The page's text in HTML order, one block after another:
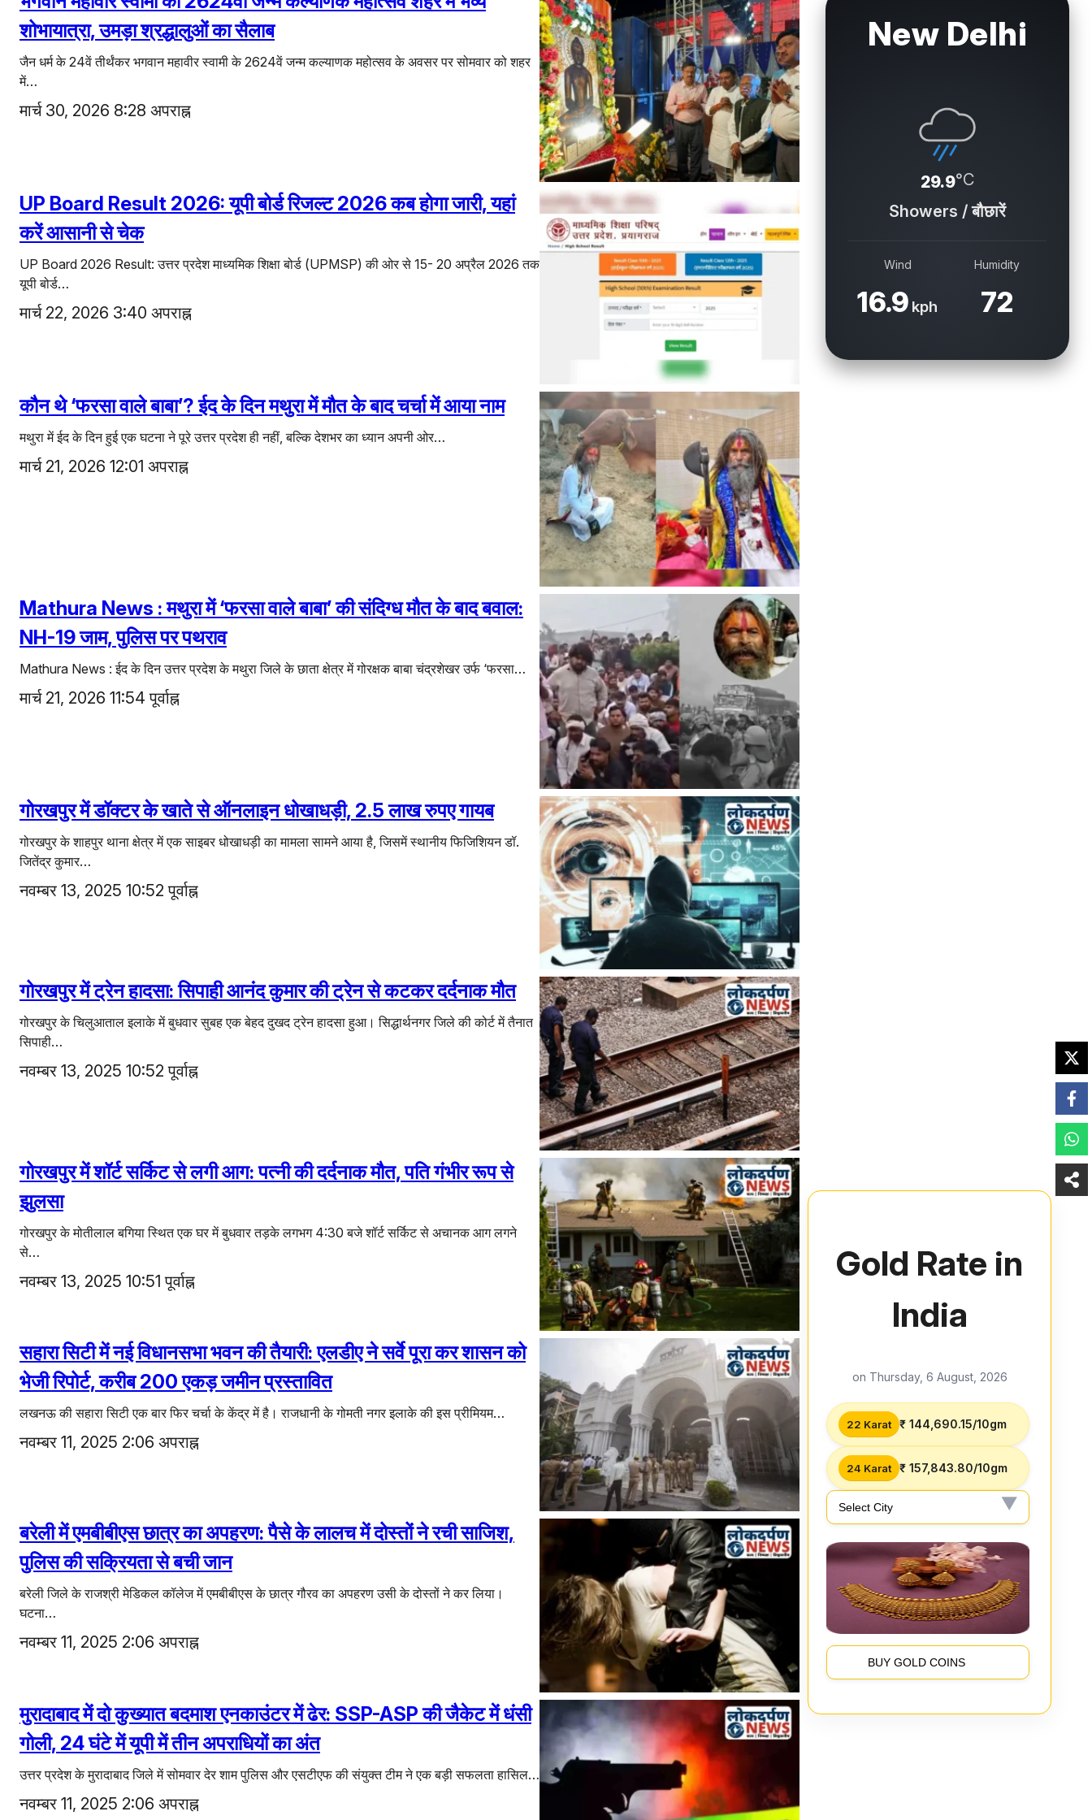
शोभायात्रा, उमड़ा श्रद्धालुओं का सैलाब
जैन धर्म के 24वें तीर्थंकर भगवान महावीर स्वामी के 2624वें जन्म कल्याणक महोत्सव के अवसर पर सोमवार को शहर
में…
मार्च 30, 2026 8:28 अपराह्न
UP Board Result 2026: यूपी बोर्ड रिजल्ट 2026 कब होगा जारी, यहां
करें आसानी से चेक
UP Board 2026 Result: उत्तर प्रदेश माध्यमिक शिक्षा बोर्ड (UPMSP) की ओर से 15- 20 अप्रैल 2026 तक
यूपी बोर्ड…
मार्च 22, 2026 3:40 अपराह्न
कौन थे ‘फरसा वाले बाबा’? ईद के दिन मथुरा में मौत के बाद चर्चा में आया नाम
मथुरा में ईद के दिन हुई एक घटना ने पूरे उत्तर प्रदेश ही नहीं, बल्कि देशभर का ध्यान अपनी ओर…
मार्च 21, 2026 12:01 अपराह्न
Mathura News : मथुरा में ‘फरसा वाले बाबा’ की संदिग्ध मौत के बाद बवाल:
NH-19 जाम, पुलिस पर पथराव
Mathura News : ईद के दिन उत्तर प्रदेश के मथुरा जिले के छाता क्षेत्र में गोरक्षक बाबा चंद्रशेखर उर्फ ‘फरसा…
मार्च 21, 2026 11:54 पूर्वाह्न
गोरखपुर में डॉक्टर के खाते से ऑनलाइन धोखाधड़ी, 2.5 लाख रुपए गायब
गोरखपुर के शाहपुर थाना क्षेत्र में एक साइबर धोखाधड़ी का मामला सामने आया है, जिसमें स्थानीय फिजिशियन डॉ.
जितेंद्र कुमार…
नवम्बर 13, 2025 10:52 पूर्वाह्न
गोरखपुर में ट्रेन हादसा: सिपाही आनंद कुमार की ट्रेन से कटकर दर्दनाक मौत
गोरखपुर के चिलुआताल इलाके में बुधवार सुबह एक बेहद दुखद ट्रेन हादसा हुआ। सिद्धार्थनगर जिले की कोर्ट में तैनात
सिपाही…
नवम्बर 13, 2025 10:52 पूर्वाह्न
गोरखपुर में शॉर्ट सर्किट से लगी आग: पत्नी की दर्दनाक मौत, पति गंभीर रूप से
झुलसा
गोरखपुर के मोतीलाल बगिया स्थित एक घर में बुधवार तड़के लगभग 4:30 बजे शॉर्ट सर्किट से अचानक आग लगने
से…
नवम्बर 13, 2025 10:51 पूर्वाह्न
सहारा सिटी में नई विधानसभा भवन की तैयारी: एलडीए ने सर्वे पूरा कर शासन को
भेजी रिपोर्ट, करीब 200 एकड़ जमीन प्रस्तावित
लखनऊ की सहारा सिटी एक बार फिर चर्चा के केंद्र में है। राजधानी के गोमती नगर इलाके की इस प्रीमियम…
नवम्बर 11, 2025 2:06 अपराह्न
बरेली में एमबीबीएस छात्र का अपहरण: पैसे के लालच में दोस्तों ने रची साजिश,
पुलिस की सक्रियता से बची जान
बरेली जिले के राजश्री मेडिकल कॉलेज में एमबीबीएस के छात्र गौरव का अपहरण उसी के दोस्तों ने कर लिया।
घटना…
नवम्बर 11, 2025 2:06 अपराह्न
मुरादाबाद में दो कुख्यात बदमाश एनकाउंटर में ढेर: SSP-ASP की जैकेट में धंसी
गोली, 24 घंटे में यूपी में तीन अपराधियों का अंत
उत्तर प्रदेश के मुरादाबाद जिले में सोमवार देर शाम पुलिस और एसटीएफ की संयुक्त टीम ने एक बड़ी सफलता हासिल…
नवम्बर 11, 2025 2:06 अपराह्न
New Delhi
29.9°C
Showers / बौछारें
Wind
16.9 kph
Humidity
72
Gold Rate in
India
on Thursday, 6 August, 2026
22 Karat ₹ 144,690.15/10gm
24 Karat ₹ 157,843.80/10gm
BUY GOLD COINS